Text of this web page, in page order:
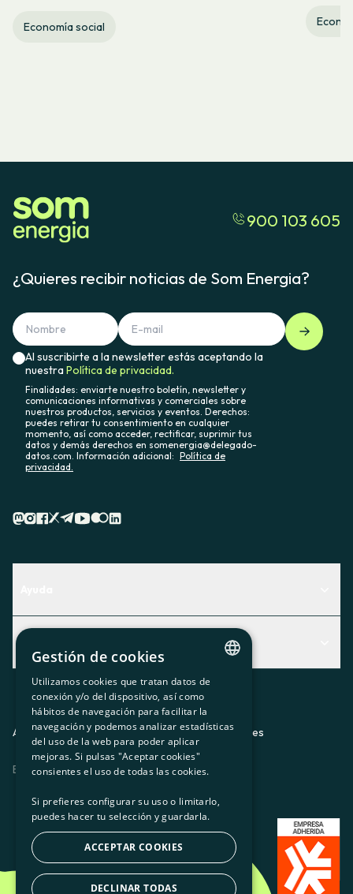
Economía social
900 103 605
¿Quieres recibir noticias de Som Energia?
Al suscribirte a la newsletter estás aceptando la
nuestraPolítica de privacidad.
Finalidades: enviarte nuestro boletín, newsletter y
comunicaciones informativas y comerciales sobre
nuestros productos, servicios y eventos. Derechos:
puedes retirar tu consentimiento en cualquier
momento, así como acceder, rectificar, suprimir tus
datos y demás derechos en somenergia@delegado-
datos.com. Información adicional: Política de
privacidad.
Descubre qué servicio te encaja mejor
Contacto
Actualidad
El rincón de la socia
Prensa
Trabaja con nosotros
Aviso legalPolítica de privacidadPolítica de cookies
ES CAGLEU
CATALAN
SPANISH
GL
BASQUE
Gestión de cookies
Utilizamos cookies que tratan datos de
conexión y/o del dispositivo, así como
hábitos de navegación para facilitar la
navegación y podemos analizar estadísticas
del uso de la web para poder aplicar
mejoras. Si pulsas "Aceptar cookies"
consientes el uso de todas las cookies.
Si prefieres configurar su uso o limitarlo,
puedes hacer tu selección y guardarla.
ACCEPTAR COOKIES
DECLINAR TODAS